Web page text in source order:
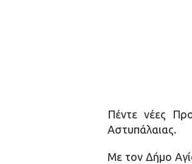
Πέντε νέες
Αστυπάλαιας.
Με τον Δήμο